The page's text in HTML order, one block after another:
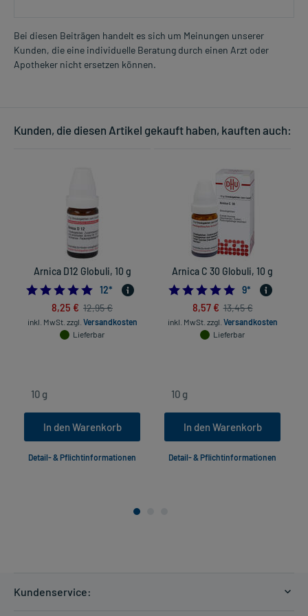
Bei diesen Beiträgen handelt es sich um Meinungen unserer
Kunden, die eine individuelle Beratung durch einen Arzt oder
Apotheker nicht ersetzen können.
Kunden, die diesen Artikel gekauft haben, kauften auch:
Arnica D12 Globuli, 10 g
5.0
12*
8,25 € 12,95 €
inkl. MwSt. zzgl. Versandkosten
Lieferbar
In den Warenkorb
Detail- & Pflichtinformationen
Arnica C 30 Globuli, 10 g
9*
8,57 € 13,45 €
inkl. MwSt. zzgl. Versandkosten
Lieferbar
In den Warenkorb
Detail- & Pflichtinformationen
Kundenservice: